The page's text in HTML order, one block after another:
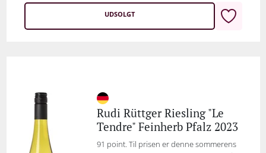
UDSOLGT
Rudi Rüttger Riesling "Le
Tendre" Feinherb Pfalz 2023
91 point. Til prisen er denne sommerens